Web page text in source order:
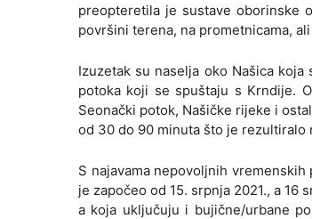
preopteretila je sustave oborinske
površini terena, na prometnicama,
Izuzetak su naselja oko Našica
potoka koji se spuštaju s Krndije.
Seonački potok, Našičke rijeke i
od 30 do 90 minuta što je
S najavama nepovoljnih
je započeo od 15. srpnja 2021., a
a koja uključuju i bujične/urbane